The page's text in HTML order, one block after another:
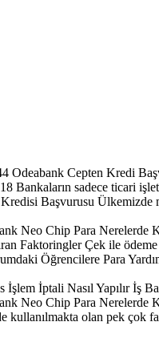
Odeabank Cepten Kredi
Bankaların sadece ticari
Başvurusu Ülkemizde
Neo Chip Para Nerelerde
Faktoringler Çek ile
Öğrencilere Para
İşlem İptali Nasıl Yapılır İş
Neo Chip Para Nerelerde
kullanılmakta olan pek çok